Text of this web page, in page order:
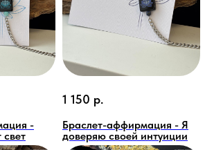
-
1 150 р.
Браслет-аффирмация - Я
доверяю своей интуиции